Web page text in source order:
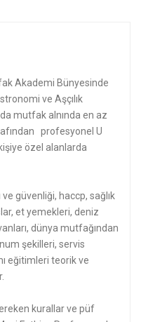
Akademi Bünyesinde
ve Aşçılık
mutfak alnında en az
profesyonel U
özel alanlarda
ve güvenliği, haccp, sağlık
et yemekleri, deniz
dünya mutfağından
şekilleri, servis
eğitimleri teorik ve
kurallar ve püf